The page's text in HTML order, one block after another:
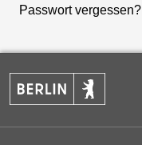
Passwort vergessen?